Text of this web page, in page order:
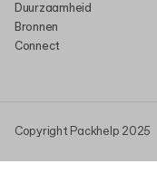
Duurzaamheid
Bronnen
Connect
Copyright Packhelp 2025